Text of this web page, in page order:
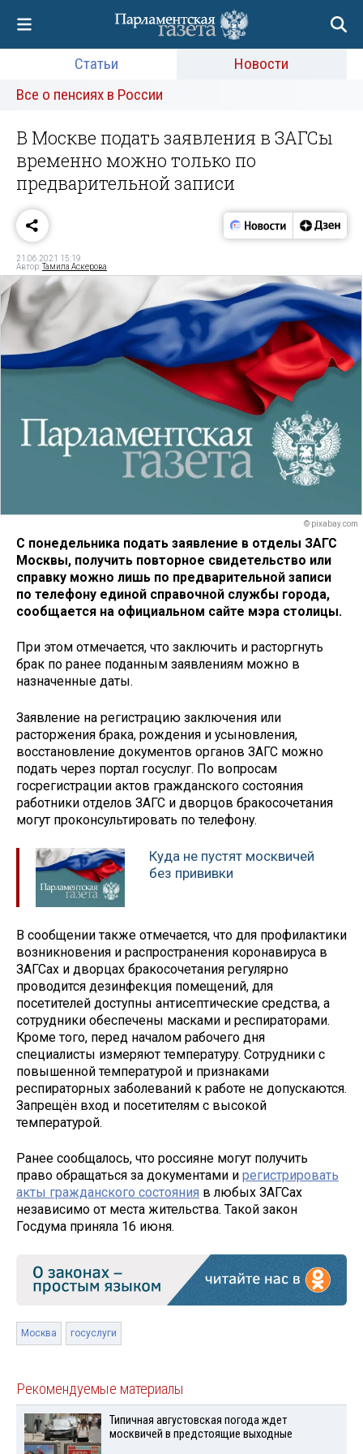
Статьи
Новости
Все о пенсиях в России
В Москве подать заявления в ЗАГСы
временно можно только по
предварительной записи
21.06.2021 15:19
Автор:Тамила Аскерова
© pixabay.com
С понедельника подать заявление в отделы ЗАГС
Москвы, получить повторное свидетельство или
справку можно лишь по предварительной записи
по телефону единой справочной службы города,
сообщается на официальном сайте мэра столицы.
При этом отмечается, что заключить и расторгнуть
брак по ранее поданным заявлениям можно в
назначенные даты.
Заявление на регистрацию заключения или
расторжения брака, рождения и усыновления,
восстановление документов органов ЗАГС можно
подать через портал госуслуг. По вопросам
госрегистрации актов гражданского состояния
работники отделов ЗАГС и дворцов бракосочетания
могут проконсультировать по телефону.
Куда не пустят москвичей
без прививки
В сообщении также отмечается, что для профилактики
возникновения и распространения коронавируса в
ЗАГСах и дворцах бракосочетания регулярно
проводится дезинфекция помещений, для
посетителей доступны антисептические средства, а
сотрудники обеспечены масками и респираторами.
Кроме того, перед началом рабочего дня
специалисты измеряют температуру. Сотрудники с
повышенной температурой и признаками
респираторных заболеваний к работе не допускаются.
Запрещён вход и посетителям с высокой
температурой.
Ранее сообщалось, что россияне могут получить
право обращаться за документами и регистрировать
акты гражданского состояния в любых ЗАГСах
независимо от места жительства. Такой закон
Госдума приняла 16 июня.
Москва госуслуги
Рекомендуемые материалы
Типичная августовская погода ждет
москвичей в предстоящие выходные